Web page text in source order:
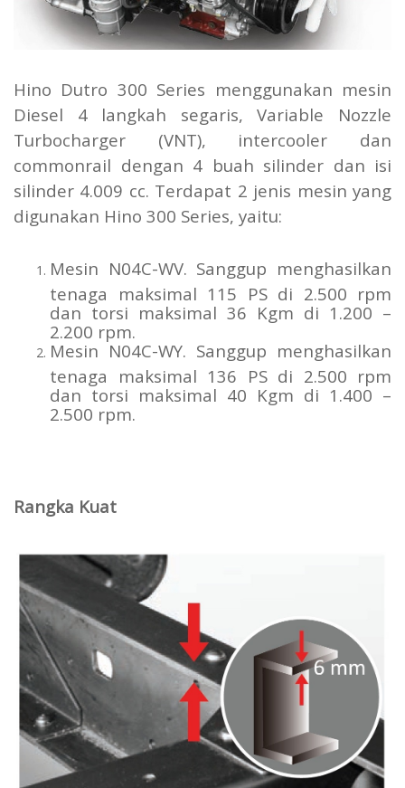
Hino Dutro 300 Series menggunakan mesin
Diesel 4 langkah segaris, Variable Nozzle
Turbocharger (VNT), intercooler dan
commonrail dengan 4 buah silinder dan isi
silinder 4.009 cc. Terdapat 2 jenis mesin yang
digunakan Hino 300 Series, yaitu:
Mesin N04C-WV. Sanggup menghasilkan
tenaga maksimal 115 PS di 2.500 rpm
dan torsi maksimal 36 Kgm di 1.200 –
2.200 rpm.
Mesin N04C-WY. Sanggup menghasilkan
tenaga maksimal 136 PS di 2.500 rpm
dan torsi maksimal 40 Kgm di 1.400 –
2.500 rpm.
Rangka Kuat